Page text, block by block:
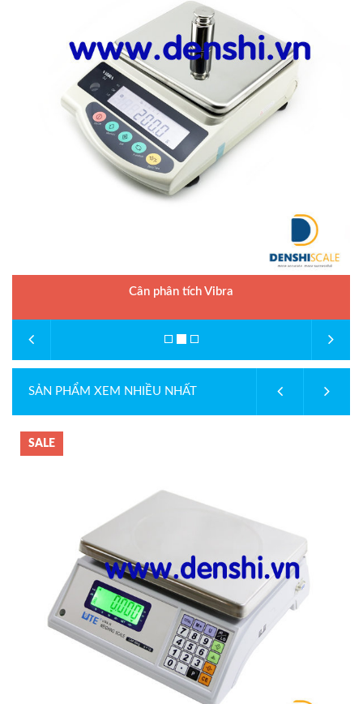
Cân phân tích Vibra
SẢN PHẨM XEM NHIỀU NHẤT
SALE